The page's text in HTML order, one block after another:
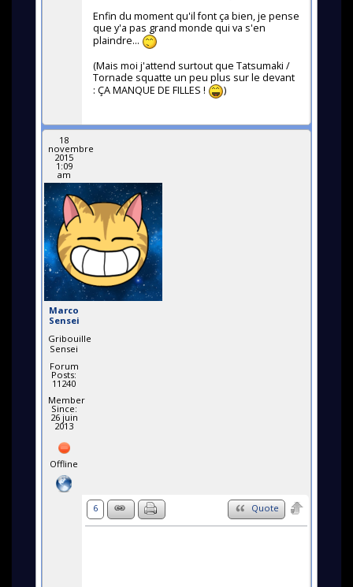
Enfin du moment qu'il font ça bien, je pense
que y'a pas grand monde qui va s'en
plaindre...
(Mais moi j'attend surtout que Tatsumaki /
Tornade squatte un peu plus sur le devant
: ÇA MANQUE DE FILLES !
)
18
novembre
2015
1:09
am
Marco
Sensei
Gribouille
Sensei
Forum
Posts:
11240
Member
Since:
26 juin
2013
Offline
6 Quote